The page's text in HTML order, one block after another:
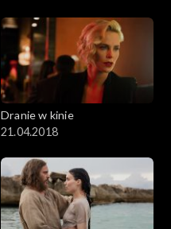
Dranie w kinie
21.04.2018